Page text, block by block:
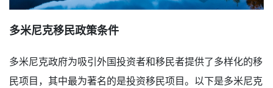
多米尼克移民政策条件
多米尼克政府为吸引外国投资者和移民者提供了多样化的移
民项目，其中最为著名的是投资移民项目。以下是多米尼克